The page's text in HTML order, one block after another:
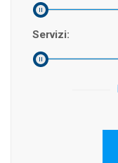
Servizi: